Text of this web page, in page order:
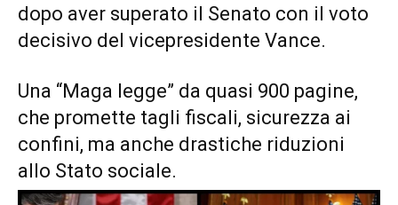
dopo aver superato il Senato con il voto
decisivo del vicepresidente Vance.
Una “Maga legge” da quasi 900 pagine,
che promette tagli fiscali, sicurezza ai
confini, ma anche drastiche riduzioni
allo Stato sociale.